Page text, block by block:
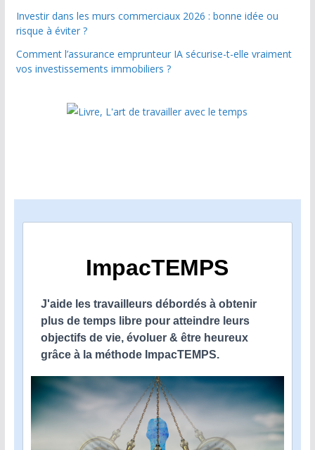
Investir dans les murs commerciaux 2026 : bonne idée ou
risque à éviter ?
Comment l’assurance emprunteur IA sécurise-t-elle vraiment
vos investissements immobiliers ?
ImpacTEMPS
J'aide les travailleurs débordés à obtenir
plus de temps libre pour atteindre leurs
objectifs de vie, évoluer & être heureux
grâce à la méthode ImpacTEMPS.